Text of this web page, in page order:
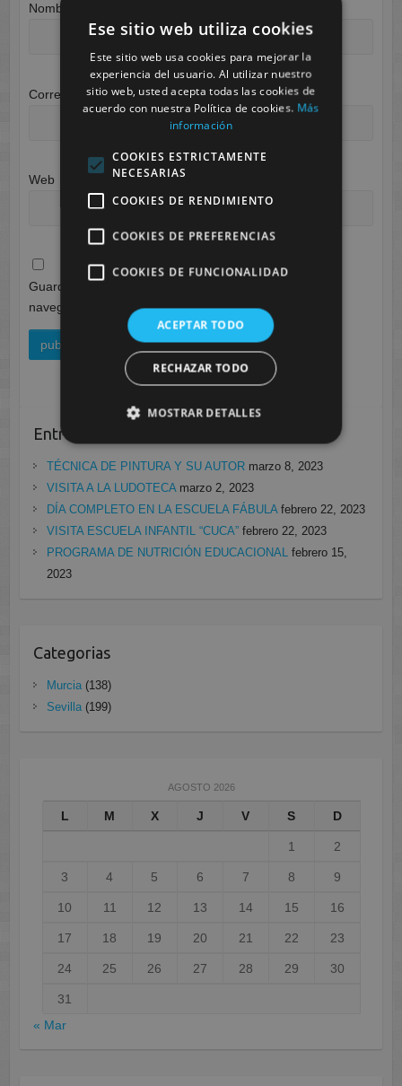
Nombre
Correo electrónico *
Web
Guarda mi nombre, correo electrónico y web en este
navegador para la próxima vez que comente.
Entradas recientes
TÉCNICA DE PINTURA Y SU AUTOR marzo 8, 2023
VISITA A LA LUDOTECA marzo 2, 2023
DÍA COMPLETO EN LA ESCUELA FÁBULA febrero 22, 2023
VISITA ESCUELA INFANTIL “CUCA” febrero 22, 2023
PROGRAMA DE NUTRICIÓN EDUCACIONAL febrero 15,
2023
Categorias
Murcia(138)
Sevilla(199)
AGOSTO 2026
L M X J V S D
1 2
3 4 5 6 7 8 9
10 11 12 13 14 15 16
17 18 19 20 21 22 23
24 25 26 27 28 29 30
31
« Mar
Ese sitio web utiliza cookies
Este sitio web usa cookies para mejorar la
experiencia del usuario. Al utilizar nuestro
sitio web, usted acepta todas las cookies de
acuerdo con nuestra Política de cookies. Más
información
COOKIES ESTRICTAMENTE
NECESARIAS
COOKIES DE RENDIMIENTO
COOKIES DE PREFERENCIAS
COOKIES DE FUNCIONALIDAD
ACEPTAR TODO
RECHAZAR TODO
MOSTRAR DETALLES